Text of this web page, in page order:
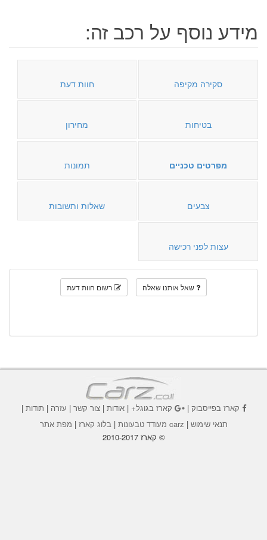
מידע נוסף על רכב זה:
סקירה מקיפה חוות דעת
בטיחות מחירון
מפרטים טכניים תמונות
צבעים שאלות ותשובות
עצות לפני רכישה
שאל אותנו שאלה רשום חוות דעת
קארז בפייסבוק| קארז בגוגל+|אודות |צור קשר | עזרה | תודות |
תנאי שימוש | carz מעודד טבעונות | בלוג קארז | מפת אתר
© קארז 2010-2017